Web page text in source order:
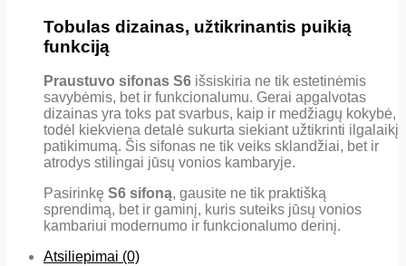
Tobulas dizainas, užtikrinantis puikią
funkciją
Praustuvo sifonas S6 išsiskiria ne tik estetinėmis
savybėmis, bet ir funkcionalumu. Gerai apgalvotas
dizainas yra toks pat svarbus, kaip ir medžiagų kokybė,
todėl kiekviena detalė sukurta siekiant užtikrinti ilgalaikį
patikimumą. Šis sifonas ne tik veiks sklandžiai, bet ir
atrodys stilingai jūsų vonios kambaryje.
Pasirinkę S6 sifoną, gausite ne tik praktišką
sprendimą, bet ir gaminį, kuris suteiks jūsų vonios
kambariui modernumo ir funkcionalumo derinį.
Atsiliepimai (0)